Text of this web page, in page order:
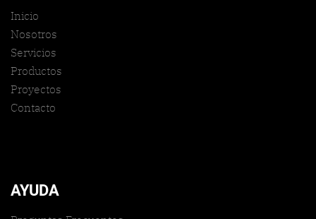
Inicio
Nosotros
Servicios
Productos
Proyectos
Contacto
AYUDA